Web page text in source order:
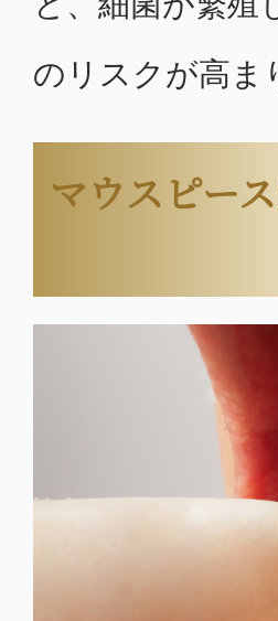
のリスクが高ま
マウスピー